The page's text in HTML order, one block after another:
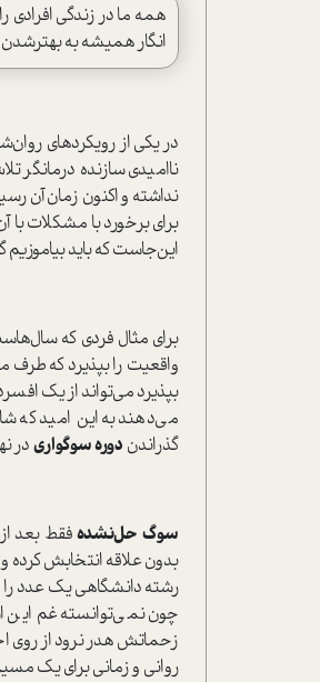
همه ما در زندگی افرادی
انگار همیشه به
در یکی از رویکرد‌های
ناامیدی سازنده درمانگر
نداشته و اکنون زمان آن
برای برخورد با مشکلات
این‌جاست که باید بیاموزیم
برای مثال فردی که
واقعیت را بپذیرد که طرف
بپذیرد می‌تواند از یک
می‌دهند به این امید که
گذراندن دوره سوگواریدر
سوگ حل‌نشدهفقط بعد
بدون علاقه انتخابش
رشته دانشگاهی یک عدد را
چون نمی‌توانسته غم این
زحماتش هدر نرود از روی
روانی و زمانی برای یک